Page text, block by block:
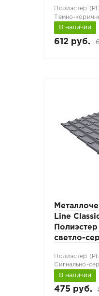
Полиэстер
Темно-
В наличии
612 руб.
Line
светло-
Полиэстер
Сигнально-
В наличии
475 руб.